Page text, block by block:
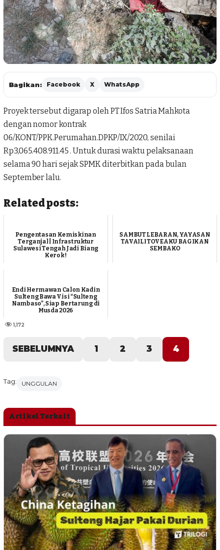
Bagikan: Facebook X WhatsApp
Proyek tersebut digarap oleh PT Ifos Satria Mahkota
dengan nomor kontrak
06/KONT/PPK.Perumahan.DPKP/IX/2020, senilai
Rp3,065.408.911.45 . Untuk durasi waktu pelaksanaan
selama 90 hari sejak SPMK diterbitkan pada bulan
September lalu.
Related posts:
Pengentasan Kemiskinan
Terganjal | Infrastruktur
Sulawesi Tengah Jadi Biang
Kerok !
SAMBUT LEBARAN, YAYASAN
TAVAILI TOVEAKU BAGIKAN
SEMBAKO
Endi Hermawan Calon Kadin
Sulteng Bawa Visi “Sulteng
Nambaso”, Siap Bertarung di
Musda 2026
1,172
SEBELUMNYA 1 2 3 4
Tag: UNGGULAN
Artikel Terkait